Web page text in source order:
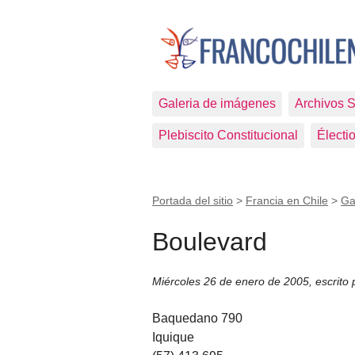
Galeria de imágenes Archivos
Plebiscito Constitucional
Portada del sitio > Francia en Chile >
Boulevard
Miércoles 26 de enero de 2005 escrito
Baquedano 790
Iquique